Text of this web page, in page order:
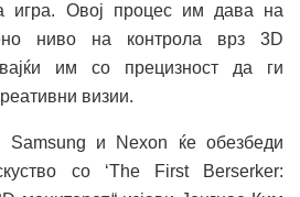
игра. Овој процес им дава на
ниво на контрола врз 3D
им со прецизност да ги
визии.
Samsung и Nexon ќе обезбеди
со ‘The First Berserker: